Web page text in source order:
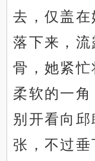
去，仅盖
落下来，
骨，她紧
柔软的一角
别开看向
张，不过垂